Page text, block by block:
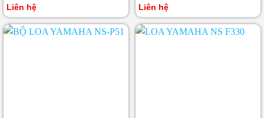
Được
hạng
0
Liên hệ
Được
hạng
0
Liên hệ